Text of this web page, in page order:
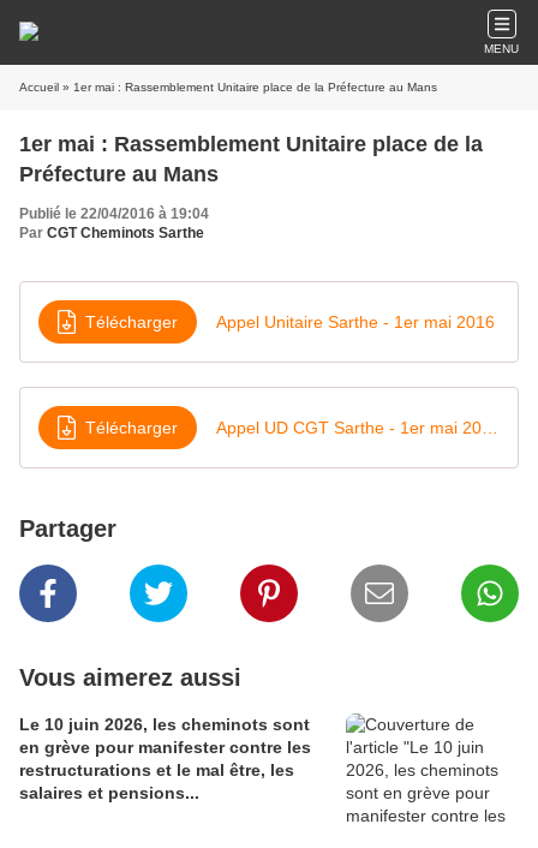
MENU
Accueil » 1er mai : Rassemblement Unitaire place de la Préfecture au Mans
1er mai : Rassemblement Unitaire place de la
Préfecture au Mans
Publié le 22/04/2016 à 19:04
Par CGT Cheminots Sarthe
Télécharger Appel Unitaire Sarthe - 1er mai 2016
Télécharger
Partager
Vous aimerez aussi
Le 10 juin 2026, les cheminots sont
en grève pour manifester contre les
restructurations et le mal être, les
salaires et pensions...